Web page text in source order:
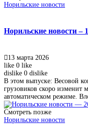
Норильские новости
Норильские новости –
13 марта 2026
like 0 like
dislike 0 dislike
В этом выпуске: Весовой
грузовиков скоро изменит
автоматическом режиме.
Смотреть позже
Норильские новости